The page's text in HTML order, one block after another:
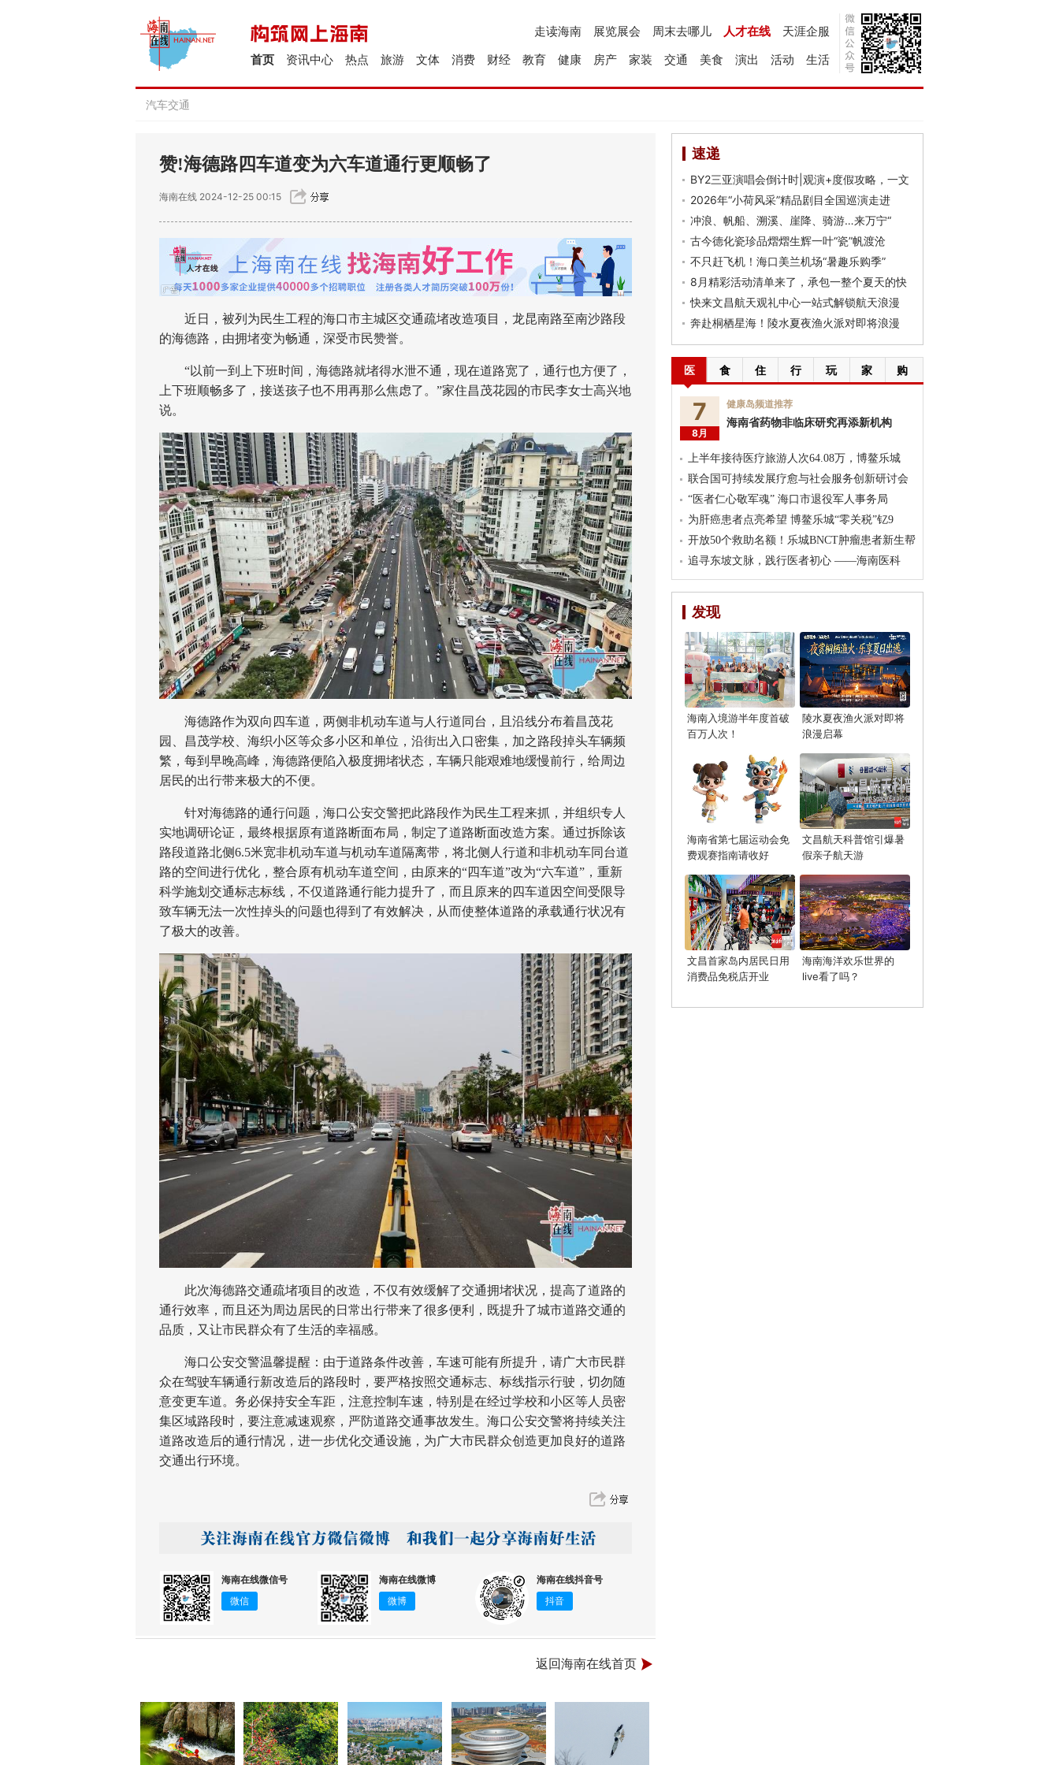
天涯企服
人才在线
周末去哪儿
展览展会
走读海南
生活
活动
演出
美食
交通
家装
房产
健康
教育
财经
消费
文体
旅游
热点
资讯中心
首页
汽车交通
赞!海德路四车道变为六车道通行更顺畅了
海南在线 2024-12-25 00:15
近日，被列为民生工程的海口市主城区交通疏堵改造项目，龙昆南路至南沙路段
的海德路，由拥堵变为畅通，深受市民赞誉。
“以前一到上下班时间，海德路就堵得水泄不通，现在道路宽了，通行也方便了，
上下班顺畅多了，接送孩子也不用再那么焦虑了。”家住昌茂花园的市民李女士高兴地
说。
海德路作为双向四车道，两侧非机动车道与人行道同台，且沿线分布着昌茂花
园、昌茂学校、海织小区等众多小区和单位，沿街出入口密集，加之路段掉头车辆频
繁，每到早晚高峰，海德路便陷入极度拥堵状态，车辆只能艰难地缓慢前行，给周边
居民的出行带来极大的不便。
针对海德路的通行问题，海口公安交警把此路段作为民生工程来抓，并组织专人
实地调研论证，最终根据原有道路断面布局，制定了道路断面改造方案。通过拆除该
路段道路北侧6.5米宽非机动车道与机动车道隔离带，将北侧人行道和非机动车同台道
路的空间进行优化，整合原有机动车道空间，由原来的“四车道”改为“六车道”，重新
科学施划交通标志标线，不仅道路通行能力提升了，而且原来的四车道因空间受限导
致车辆无法一次性掉头的问题也得到了有效解决，从而使整体道路的承载通行状况有
了极大的改善。
此次海德路交通疏堵项目的改造，不仅有效缓解了交通拥堵状况，提高了道路的
通行效率，而且还为周边居民的日常出行带来了很多便利，既提升了城市道路交通的
品质，又让市民群众有了生活的幸福感。
海口公安交警温馨提醒：由于道路条件改善，车速可能有所提升，请广大市民群
众在驾驶车辆通行新改造后的路段时，要严格按照交通标志、标线指示行驶，切勿随
意变更车道。务必保持安全车距，注意控制车速，特别是在经过学校和小区等人员密
集区域路段时，要注意减速观察，严防道路交通事故发生。海口公安交警将持续关注
道路改造后的通行情况，进一步优化交通设施，为广大市民群众创造更加良好的道路
交通出行环境。
海南在线微信号
微信
海南在线微博
微博
海南在线抖音号
抖音
返回海南在线首页
速递
BY2三亚演唱会倒计时|观演+度假攻略，一文
2026年“小荷风采”精品剧目全国巡演走进
冲浪、帆船、溯溪、崖降、骑游…来万宁“
古今德化瓷珍品熠熠生辉一叶“瓷”帆渡沧
不只赶飞机！海口美兰机场“暑趣乐购季”
8月精彩活动清单来了，承包一整个夏天的快
快来文昌航天观礼中心一站式解锁航天浪漫
奔赴桐栖星海！陵水夏夜渔火派对即将浪漫
医 食 住 行 玩 家 购
7
8月
健康岛频道推荐
海南省药物非临床研究再添新机构
上半年接待医疗旅游人次64.08万，博鳌乐城
联合国可持续发展疗愈与社会服务创新研讨会
“医者仁心敬军魂” 海口市退役军人事务局
为肝癌患者点亮希望 博鳌乐城“零关税”钇9
开放50个救助名额！乐城BNCT肿瘤患者新生帮
追寻东坡文脉，践行医者初心 ——海南医科
发现
海南入境游半年度首破
百万人次！
陵水夏夜渔火派对即将
浪漫启幕
海南省第七届运动会免
费观赛指南请收好
文昌航天科普馆引爆暑
假亲子航天游
文昌首家岛内居民日用
消费品免税店开业
海南海洋欢乐世界的
live看了吗？